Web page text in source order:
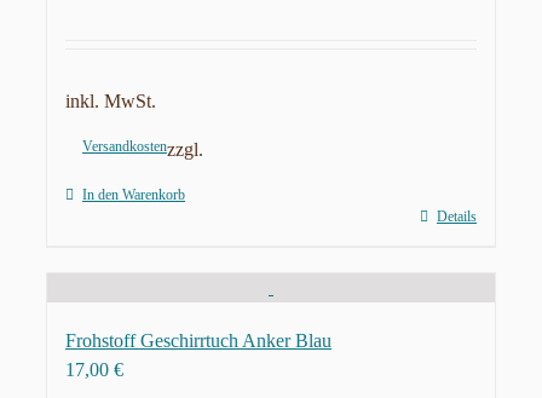
inkl. MwSt.
zzgl.
Versandkosten
In den Warenkorb
Details
Frohstoff Geschirrtuch Anker Blau
17,00 €